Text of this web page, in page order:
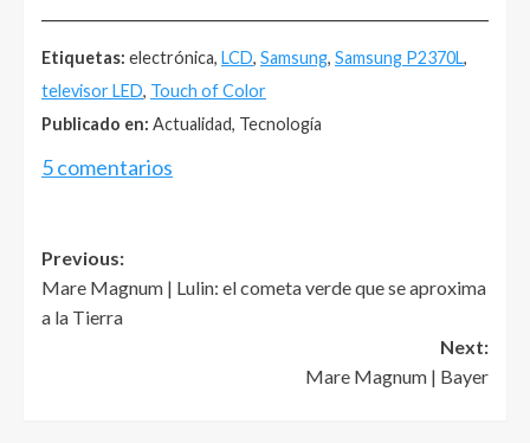
Etiquetas: electrónica, LCD, Samsung, Samsung P2370L,
televisor LED, Touch of Color
Publicado en: Actualidad, Tecnología
5 comentarios
Post
navigation
Previous:
Mare Magnum | Lulin: el cometa verde que se aproxima
a la Tierra
Next:
Mare Magnum | Bayer